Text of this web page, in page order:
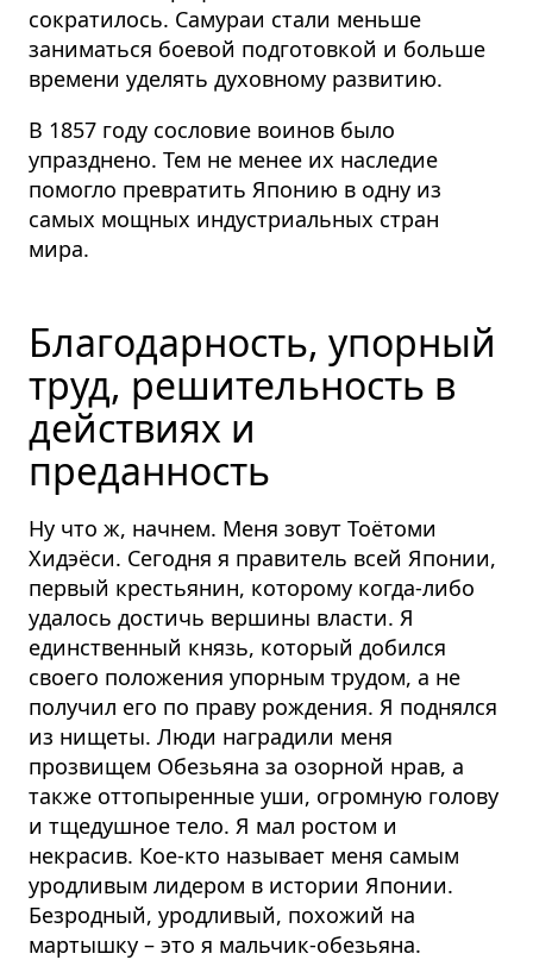
сократилось. Самураи стали меньше
заниматься боевой подготовкой и больше
времени уделять духовному развитию.
В 1857 году сословие воинов было
упразднено. Тем не менее их наследие
помогло превратить Японию в одну из
самых мощных индустриальных стран
мира.
Благодарность, упорный
труд, решительность в
действиях и
преданность
Ну что ж, начнем. Меня зовут Тоётоми
Хидэёси. Сегодня я правитель всей Японии,
первый крестьянин, которому когда-либо
удалось достичь вершины власти. Я
единственный князь, который добился
своего положения упорным трудом, а не
получил его по праву рождения. Я поднялся
из нищеты. Люди наградили меня
прозвищем Обезьяна за озорной нрав, а
также оттопыренные уши, огромную голову
и тщедушное тело. Я мал ростом и
некрасив. Кое-кто называет меня самым
уродливым лидером в истории Японии.
Безродный, уродливый, похожий на
мартышку – это я мальчик-обезьяна.